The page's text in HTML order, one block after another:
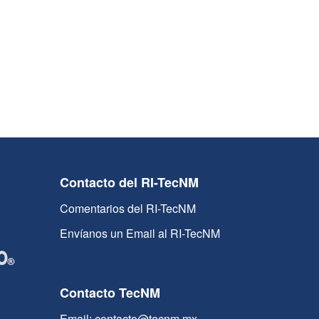
Contacto del RI-TecNM
Comentarios del RI-TecNM
Envíanos un Email al RI-TecNM
Contacto TecNM